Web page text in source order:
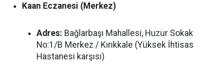
Kaan Eczanesi (Merkez)
Adres: Bağlarbaşı Mahallesi, Huzur Sokak
No:1/B Merkez / Kırıkkale (Yüksek İhtisas
Hastanesi karşısı)